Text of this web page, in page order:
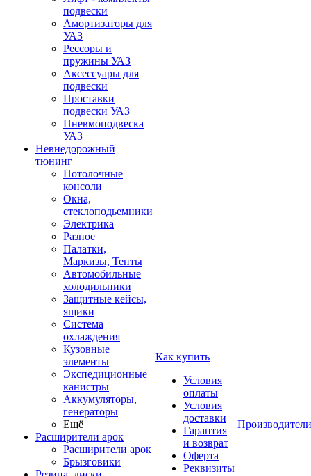
подвески
Амортизаторы для
УАЗ
Рессоры и
пружины УАЗ
Аксессуары для
подвески
Проставки
подвески УАЗ
Пневмоподвеска
УАЗ
Невнедорожный
тюнинг
Потолочные
консоли
Окна,
стеклоподьемники
Электрика
Разное
Палатки,
Маркизы, Тенты
Автомобильные
холодильники
Защитные кейсы,
ящики
Система
охлаждения
Кузовные
элементы
Экспедиционные
канистры
Аккумуляторы,
генераторы
Ещё
Расширители арок
Расширители арок
Брызговики
Как купить
Условия
оплаты
Условия
доставки
Гарантия
и возврат
Оферта
Реквизиты
Производители